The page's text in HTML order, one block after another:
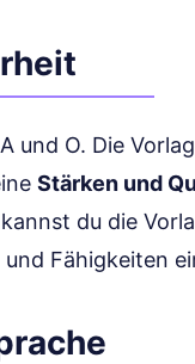
und O. Die
Stärken und
du die
Fähigkeiten